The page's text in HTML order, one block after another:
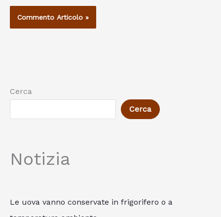
Cerca
Cerca
Notizia
Le uova vanno conservate in frigorifero o a